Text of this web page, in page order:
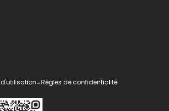
-Règles de confidentialité